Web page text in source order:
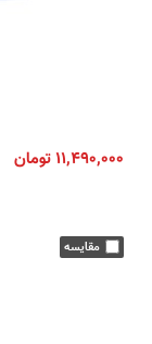
۱۱,۴۹۰,۰۰۰تومان